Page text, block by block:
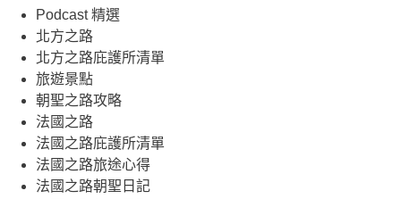
Podcast 精選
北方之路
北方之路庇護所清單
旅遊景點
朝聖之路攻略
法國之路
法國之路庇護所清單
法國之路旅途心得
法國之路朝聖日記